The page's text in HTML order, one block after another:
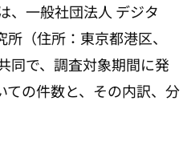
、一般社団法人 デジタ
（住所：東京都港区、
同で、調査対象期間に発
ての件数と、その内訳、分